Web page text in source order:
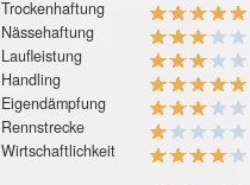
Trockenhaftung
Nässehaftung
Laufleistung
Handling
Eigendämpfung
Rennstrecke
Wirtschaftlichkeit